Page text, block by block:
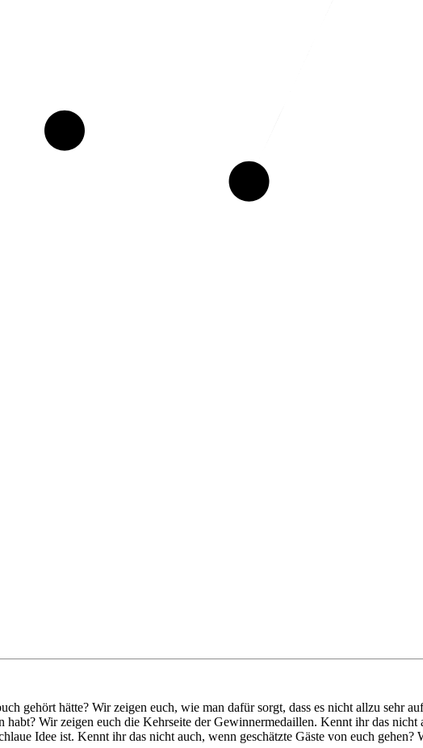
gehört hätte? Wir zeigen euch, wie man dafür sorgt, dass es nicht allzu sehr
Wir zeigen euch die Kehrseite der Gewinnermedaillen. Kennt ihr das
Idee ist. Kennt ihr das nicht auch, wenn geschätzte Gäste von euch gehen?